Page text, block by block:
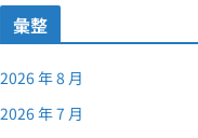
彙整
2026 年 8 月
2026 年 7 月